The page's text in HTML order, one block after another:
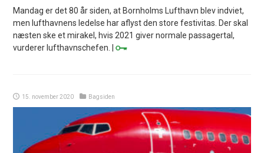
Mandag er det 80 år siden, at Bornholms Lufthavn blev indviet,
men lufthavnens ledelse har aflyst den store festivitas. Der skal
næsten ske et mirakel, hvis 2021 giver normale passagertal,
vurderer lufthavnschefen. |
15. november 2020 Bagsiden